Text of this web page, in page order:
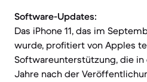
Software-Updates:
Das iPhone 11, das im
wurde, profitiert von Apples
Softwareunterstützung, die
Jahre nach der